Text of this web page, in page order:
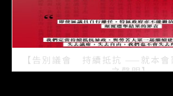
【告別議會 持續抵抗 ——就本會
之聲明】